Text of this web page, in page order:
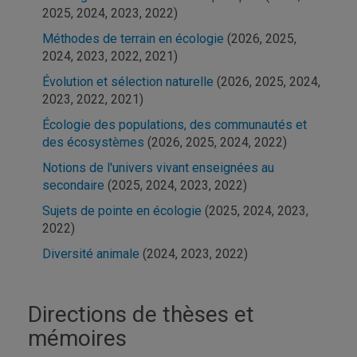
2025, 2024, 2023, 2022)
Méthodes de terrain en écologie (2026, 2025,
2024, 2023, 2022, 2021)
Évolution et sélection naturelle (2026, 2025, 2024,
2023, 2022, 2021)
Écologie des populations, des communautés et
des écosystèmes (2026, 2025, 2024, 2022)
Notions de l'univers vivant enseignées au
secondaire (2025, 2024, 2023, 2022)
Sujets de pointe en écologie (2025, 2024, 2023,
2022)
Diversité animale (2024, 2023, 2022)
Directions de thèses et
mémoires